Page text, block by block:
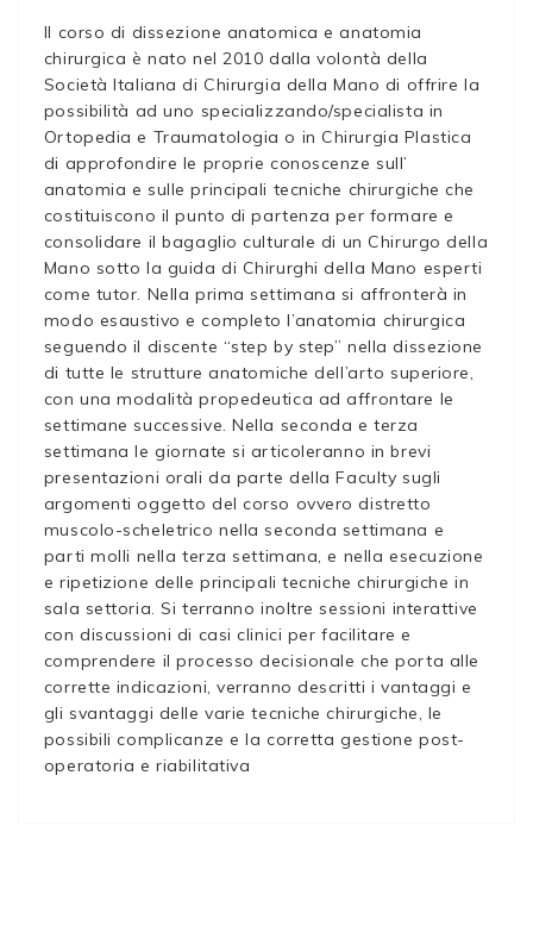
Il corso di dissezione anatomica e anatomia
chirurgica è nato nel 2010 dalla volontà della
Società Italiana di Chirurgia della Mano di offrire la
possibilità ad uno specializzando/specialista in
Ortopedia e Traumatologia o in Chirurgia Plastica
di approfondire le proprie conoscenze sull’
anatomia e sulle principali tecniche chirurgiche che
costituiscono il punto di partenza per formare e
consolidare il bagaglio culturale di un Chirurgo della
Mano sotto la guida di Chirurghi della Mano esperti
come tutor. Nella prima settimana si affronterà in
modo esaustivo e completo l’anatomia chirurgica
seguendo il discente “step by step” nella dissezione
di tutte le strutture anatomiche dell’arto superiore,
con una modalità propedeutica ad affrontare le
settimane successive. Nella seconda e terza
settimana le giornate si articoleranno in brevi
presentazioni orali da parte della Faculty sugli
argomenti oggetto del corso ovvero distretto
muscolo-scheletrico nella seconda settimana e
parti molli nella terza settimana, e nella esecuzione
e ripetizione delle principali tecniche chirurgiche in
sala settoria. Si terranno inoltre sessioni interattive
con discussioni di casi clinici per facilitare e
comprendere il processo decisionale che porta alle
corrette indicazioni, verranno descritti i vantaggi e
gli svantaggi delle varie tecniche chirurgiche, le
possibili complicanze e la corretta gestione post-
operatoria e riabilitativa